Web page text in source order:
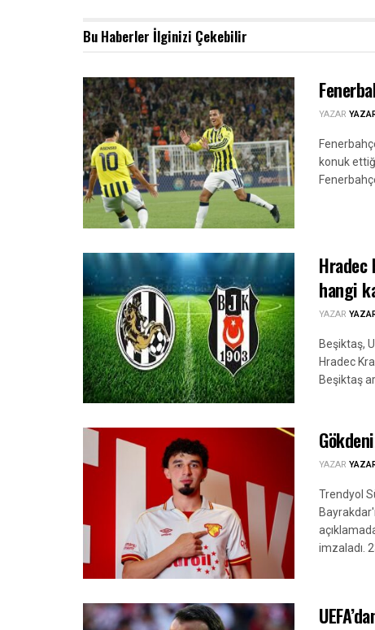
Bu Haberler İlginizi Çekebilir
YAZAR
konuk
Hradec
hangi
YAZAR
Beşiktaş,
Hradec
Beşiktaş
YAZAR
Trendyol
imzaladı.